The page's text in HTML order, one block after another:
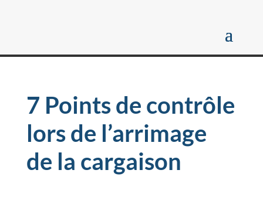
7 Points de contrôle
lors de l’arrimage
de la cargaison